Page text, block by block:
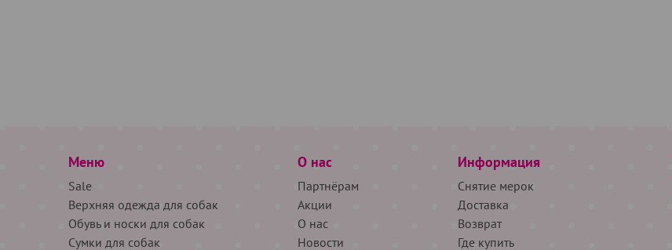
Меню
Sale
Верхняя одежда для собак
Обувь и носки для собак
Сумки для собак
О нас
Партнёрам
Акции
О нас
Новости
Информация
Снятие мерок
Доставка
Возврат
Где купить